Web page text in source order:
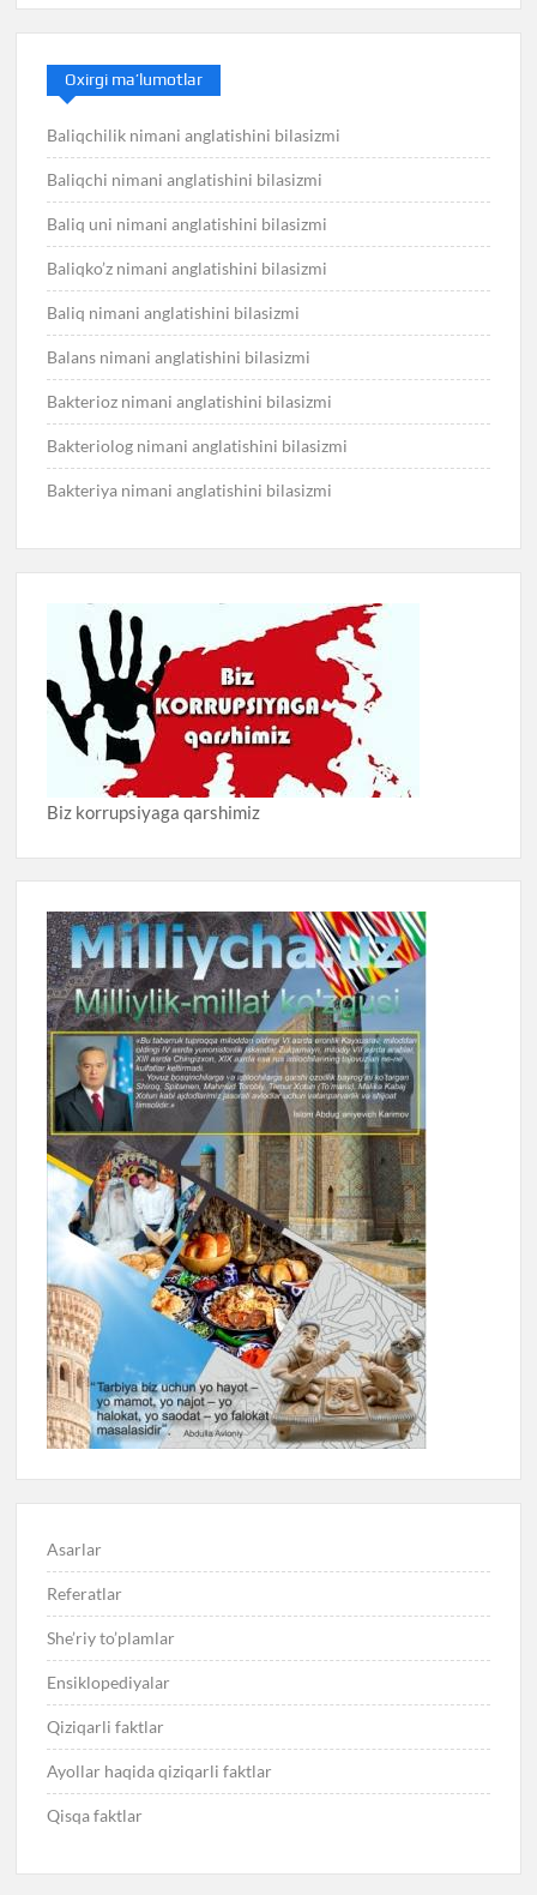
Oxirgi ma’lumotlar
Baliqchilik nimani anglatishini bilasizmi
Baliqchi nimani anglatishini bilasizmi
Baliq uni nimani anglatishini bilasizmi
Baliqko’z nimani anglatishini bilasizmi
Baliq nimani anglatishini bilasizmi
Balans nimani anglatishini bilasizmi
Bakterioz nimani anglatishini bilasizmi
Bakteriolog nimani anglatishini bilasizmi
Bakteriya nimani anglatishini bilasizmi
Biz korrupsiyaga qarshimiz
Asarlar
Referatlar
She’riy to’plamlar
Ensiklopediyalar
Qiziqarli faktlar
Ayollar haqida qiziqarli faktlar
Qisqa faktlar